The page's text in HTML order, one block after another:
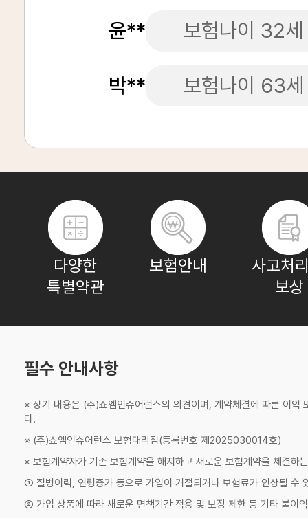
박** 보험나이 63세
김** 보험나이 37세
김** 보험나이 38세
보험나이 28세
보험나이 36세
장**
다양한
특별약관
보험안내
사고처
보상
필수 안내사항
※ 상기 내용은 (주)쇼엠인슈어런스의 의견이며, 계약체결에 따른 이익
다.
※ (주)쇼엠인슈어런스 보험대리점(등록번호 제2025030014호)
※ 보험계약자가 기존 보험계약을 해지하고 새로운 보험계약을 체결하
① 질병이력, 연령증가 등으로 가입이 거절되거나 보험료가 인상될 수
② 가입 상품에 따라 새로운 면책기간 적용 및 보장 제한 등 기타 불이